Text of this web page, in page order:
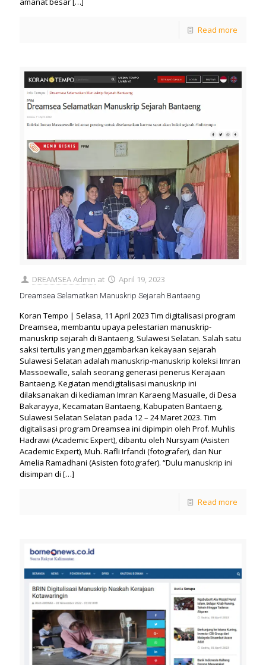
Read more
DREAMSEA Admin at April 19, 2023
Dreamsea Selamatkan Manuskrip Sejarah Bantaeng
Koran Tempo | Selasa, 11 April 2023 Tim digitalisasi program
Dreamsea, membantu upaya pelestarian manuskrip-
manuskrip sejarah di Bantaeng, Sulawesi Selatan. Salah satu
saksi tertulis yang menggambarkan kekayaan sejarah
Sulawesi Selatan adalah manuskrip-manuskrip koleksi Imran
Massoewalle, salah seorang generasi penerus Kerajaan
Bantaeng. Kegiatan mendigitalisasi manuskrip ini
dilaksanakan di kediaman Imran Karaeng Masualle, di Desa
Bakarayya, Kecamatan Bantaeng, Kabupaten Bantaeng,
Sulawesi Selatan Selatan pada 12 – 24 Maret 2023. Tim
digitalisasi program Dreamsea ini dipimpin oleh Prof. Muhlis
Hadrawi (Academic Expert), dibantu oleh Nursyam (Asisten
Academic Expert), Muh. Rafli Irfandi (fotografer), dan Nur
Amelia Ramadhani (Asisten fotografer). “Dulu manuskrip ini
disimpan di […]
Read more